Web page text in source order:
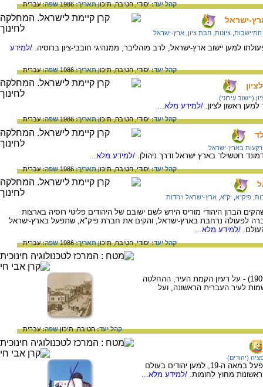
קהל יעד:יסודי,חטיבה,תיכוןתאריך:1986 שפה:עברית
ישראל
התיישבות ציונות חבת ציון ארץ-ישראל
למען יישוב ארץ-ישראל, לרב מוהליבר, ממנהיגי חובבי-ציון ברוסיה. /למידע
קהל יעד:יסודי,חטיבה,תיכוןתאריך:1986 שפה:עברית
(יישוב עירוני)
ראשון לציון. /למידע מלא...
קהל יעד:יסודי,חטיבה,תיכוןתאריך:1986 שפה:עברית
בארץ-ישראל
רוטשילד בארץ ישראל ודרך ניהולן. /למידע מלא...
קהל יעד:יסודי,חטיבה,תיכוןתאריך:1986 שפה:עברית
פיק"א יק"א ארץ-ישראל ויהדות
הברון היהודי מוריס הירש לשם ישובם של היהודים פליטי רוסיה בארצות
לפעולה נרחבת בארץ-ישראל, והקים את חברת פיק"א, שתפעל בארץ-ישראל
/למידע מלא...
קהל יעד:יסודי,חטיבה,תיכוןתאריך:1986 שפה:עברית
על הקמת העיר תל אביב בי' בסיוון תרס"ט (1909) - על רעיון הקמת העיר, ההחלטה
לעיר העברית הראשונה, ועל
קהל יעד:חטיבה,תיכוןשפה:עברית
(יהודים)
המידע בדף זה עוסק במשה מונטיפיורי, אשר פעל במאה ה-19, למען יהודים בעולם
מחוץ לחומות. /למידע מלא...